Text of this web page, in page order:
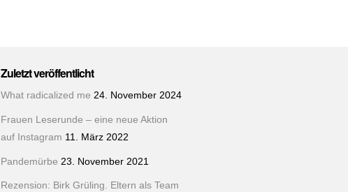
Zuletzt veröffentlicht
What radicalized me 24. November 2024
Frauen Leserunde – eine neue Aktion
auf Instagram 11. März 2022
Pandemürbe 23. November 2021
Rezension: Birk Grüling. Eltern als Team